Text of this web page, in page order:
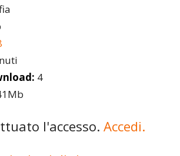
4
l'accesso. Accedi.